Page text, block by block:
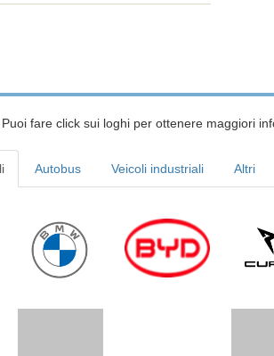
Puoi fare click sui loghi per ottenere maggiori
Autobus Veicoli industriali Altri